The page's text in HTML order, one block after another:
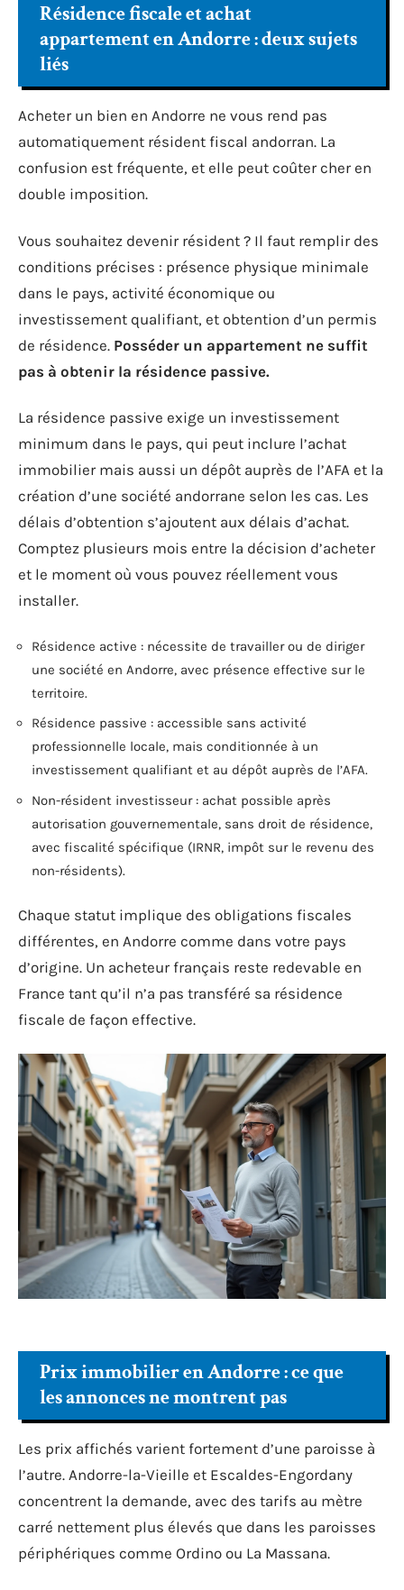
Résidence fiscale et achat
appartement en Andorre : deux sujets
liés
Acheter un bien en Andorre ne vous rend pas
automatiquement résident fiscal andorran. La
confusion est fréquente, et elle peut coûter cher en
double imposition.
Vous souhaitez devenir résident ? Il faut remplir des
conditions précises : présence physique minimale
dans le pays, activité économique ou
investissement qualifiant, et obtention d’un permis
de résidence. Posséder un appartement ne suffit
pas à obtenir la résidence passive.
La résidence passive exige un investissement
minimum dans le pays, qui peut inclure l’achat
immobilier mais aussi un dépôt auprès de l’AFA et la
création d’une société andorrane selon les cas. Les
délais d’obtention s’ajoutent aux délais d’achat.
Comptez plusieurs mois entre la décision d’acheter
et le moment où vous pouvez réellement vous
installer.
Résidence active : nécessite de travailler ou de diriger
une société en Andorre, avec présence effective sur le
territoire.
Résidence passive : accessible sans activité
professionnelle locale, mais conditionnée à un
investissement qualifiant et au dépôt auprès de l’AFA.
Non-résident investisseur : achat possible après
autorisation gouvernementale, sans droit de résidence,
avec fiscalité spécifique (IRNR, impôt sur le revenu des
non-résidents).
Chaque statut implique des obligations fiscales
différentes, en Andorre comme dans votre pays
d’origine. Un acheteur français reste redevable en
France tant qu’il n’a pas transféré sa résidence
fiscale de façon effective.
Prix immobilier en Andorre : ce que
les annonces ne montrent pas
Les prix affichés varient fortement d’une paroisse à
l’autre. Andorre-la-Vieille et Escaldes-Engordany
concentrent la demande, avec des tarifs au mètre
carré nettement plus élevés que dans les paroisses
périphériques comme Ordino ou La Massana.